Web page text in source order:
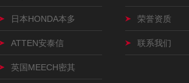
日本HONDA本多
ATTEN安泰信
英国MEECH密其
荣誉资质
联系我们